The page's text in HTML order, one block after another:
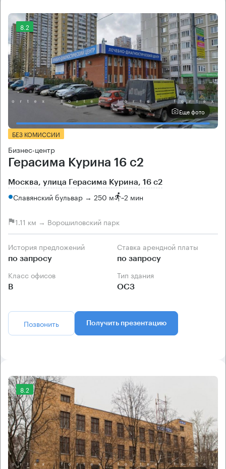
8.2
Еще фото
БЕЗ КОМИССИИ
Бизнес-центр
Герасима Курина 16 с2
Москва, улица Герасима Курина, 16 с2
Славянский бульвар → 250 м ~2 мин
1.11 км → Ворошиловский парк
История предложений
по запросу
Ставка арендной платы
по запросу
Класс офисов
B
Тип здания
ОСЗ
Позвонить Получить презентацию
8.2